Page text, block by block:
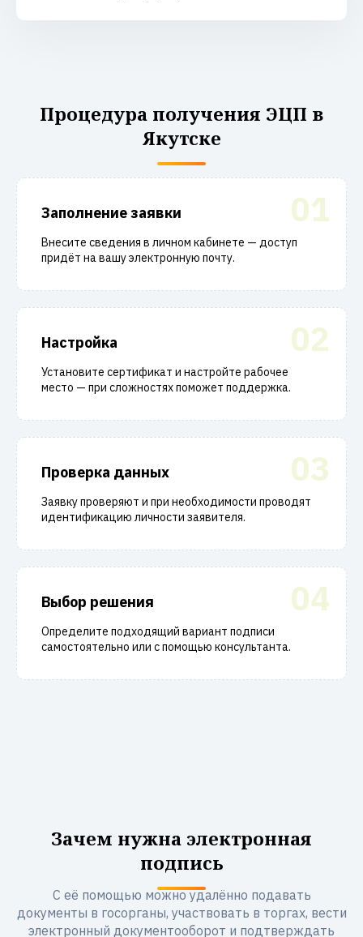
Процедура получения ЭЦП в
Якутске
01
Заполнение заявки
Внесите сведения в личном кабинете — доступ
придёт на вашу электронную почту.
02
Настройка
Установите сертификат и настройте рабочее
место — при сложностях поможет поддержка.
03
Проверка данных
Заявку проверяют и при необходимости проводят
идентификацию личности заявителя.
04
Выбор решения
Определите подходящий вариант подписи
самостоятельно или с помощью консультанта.
Зачем нужна электронная
подпись
С её помощью можно удалённо подавать
документы в госорганы, участвовать в торгах, вести
электронный документооборот и подтверждать